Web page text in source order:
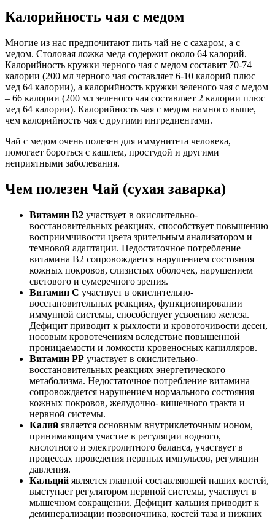
Калорийность чая с медом
Многие из нас предпочитают пить чай не с сахаром, а с
медом. Столовая ложка меда содержит около 64 калорий.
Калорийность кружки черного чая с медом составит 70-74
калории (200 мл черного чая составляет 6-10 калорий плюс
мед 64 калории), а калорийность кружки зеленого чая с медом
– 66 калории (200 мл зеленого чая составляет 2 калории плюс
мед 64 калории). Калорийность чая с медом намного выше,
чем калорийность чая с другими ингредиентами.
Чай с медом очень полезен для иммунитета человека,
помогает бороться с кашлем, простудой и другими
неприятными заболевания.
Чем полезен Чай (сухая заварка)
Витамин В2 участвует в окислительно-
восстановительных реакциях, способствует повышению
восприимчивости цвета зрительным анализатором и
темновой адаптации. Недостаточное потребление
витамина В2 сопровождается нарушением состояния
кожных покровов, слизистых оболочек, нарушением
светового и сумеречного зрения.
Витамин С участвует в окислительно-
восстановительных реакциях, функционировании
иммунной системы, способствует усвоению железа.
Дефицит приводит к рыхлости и кровоточивости десен,
носовым кровотечениям вследствие повышенной
проницаемости и ломкости кровеносных капилляров.
Витамин РР участвует в окислительно-
восстановительных реакциях энергетического
метаболизма. Недостаточное потребление витамина
сопровождается нарушением нормального состояния
кожных покровов, желудочно- кишечного тракта и
нервной системы.
Калий является основным внутриклеточным ионом,
принимающим участие в регуляции водного,
кислотного и электролитного баланса, участвует в
процессах проведения нервных импульсов, регуляции
давления.
Кальций является главной составляющей наших костей,
выступает регулятором нервной системы, участвует в
мышечном сокращении. Дефицит кальция приводит к
деминерализации позвоночника, костей таза и нижних